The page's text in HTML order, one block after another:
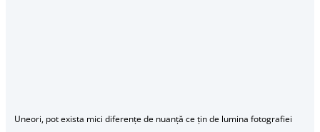
Uneori, pot exista mici diferențe de nuanță ce țin de lumina fotografiei